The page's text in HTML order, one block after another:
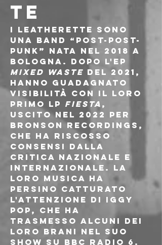
TE
I Leatherette sono
una band “post-post-
punk” nata nel 2018 a
Bologna. Dopo l'EP
Mixed Waste del 2021,
hanno guadagnato
visibilità con il loro
primo LP Fiesta ,
uscito nel 2022 per
Bronson Recordings,
che ha riscosso
consensi dalla
critica nazionale e
internazionale. La
loro musica ha
persino catturato
l'attenzione di Iggy
Pop, che ha
trasmesso alcuni dei
loro brani nel suo
show su BBC Radio 6.